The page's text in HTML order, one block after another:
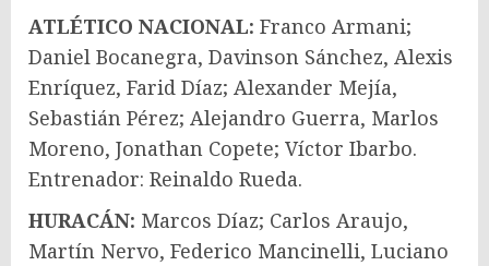
ATLÉTICO NACIONAL: Franco Armani;
Daniel Bocanegra, Davinson Sánchez, Alexis
Enríquez, Farid Díaz; Alexander Mejía,
Sebastián Pérez; Alejandro Guerra, Marlos
Moreno, Jonathan Copete; Víctor Ibarbo.
Entrenador: Reinaldo Rueda.
HURACÁN: Marcos Díaz; Carlos Araujo,
Martín Nervo, Federico Mancinelli, Luciano